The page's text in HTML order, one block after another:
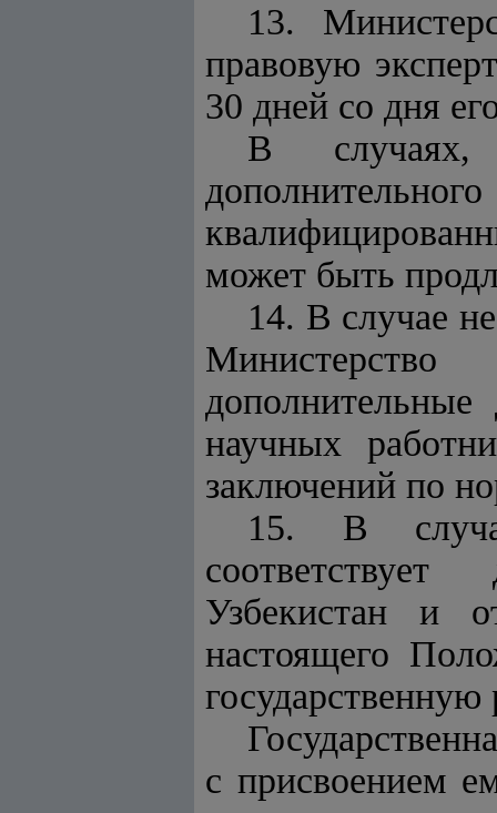
13.
правовую
30 дней со дня
В случаях,
может быть
14. В случае
научных
заключений по
15. В
Узбекистан и
настоящего
с присвоением